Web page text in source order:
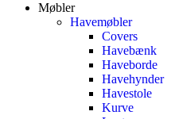
Møbler
Havemøbler
Covers
Havebænk
Haveborde
Havehynder
Havestole
Kurve